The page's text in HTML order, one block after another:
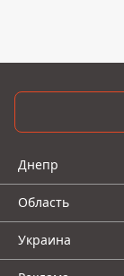
Днепр
Область
Украина